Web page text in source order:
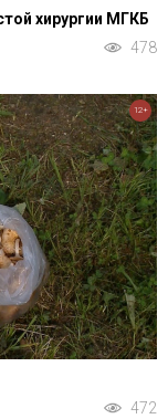
хирургии МГКБ
478
472
12+